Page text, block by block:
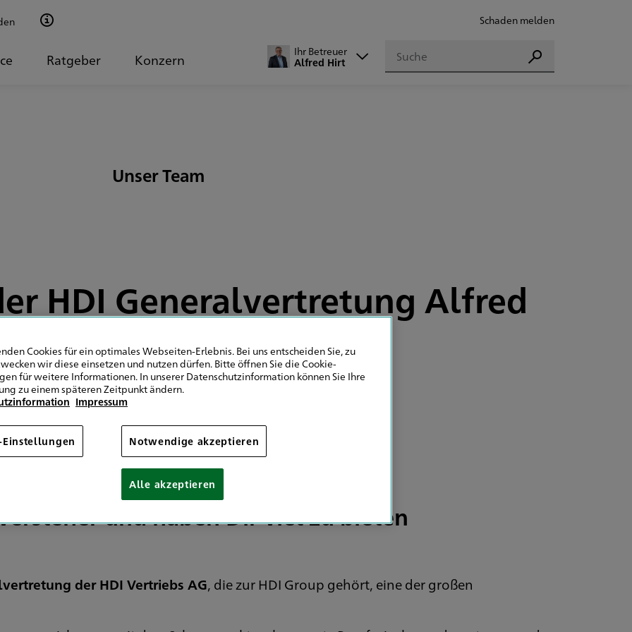
Schaden melden
Ratgeber Konzern
Ihr Betreuer
Alfred Hirt
Suchen
Suchen
Unser Team
HDI Generalvertretung Alfred
Hirt in Heilborn
Teams
und haben Dir viel zu bieten
der HDI Vertriebs AG, die zur HDI Group gehört, eine der großen
Cookies für ein optimales Webseiten-Erlebnis. Bei uns entscheiden Sie, zu
wir diese einsetzen und nutzen dürfen. Bitte öffnen Sie die Cookie-
für weitere Informationen. In unserer Datenschutzinformation können Sie Ihre
zu einem späteren Zeitpunkt ändern.
Impressum
Einstellungen Notwendige akzeptieren
Alle akzeptieren